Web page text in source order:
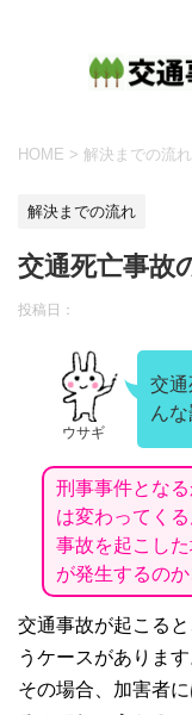
HOME > 解決までの流れ
解決までの流れ
交通死亡事故
投稿日：
ウサギ
交
ん
刑事事件とな
は変わってく
事故を起こし
が発生するの
交通事故が起こる
うケースがあります
その場合、加害者